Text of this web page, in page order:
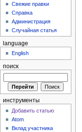
Свежие правки
Справка
Администрация
Случайная статья
language
English
поиск
инструменты
Добавить статью
Atom
Вклад участника